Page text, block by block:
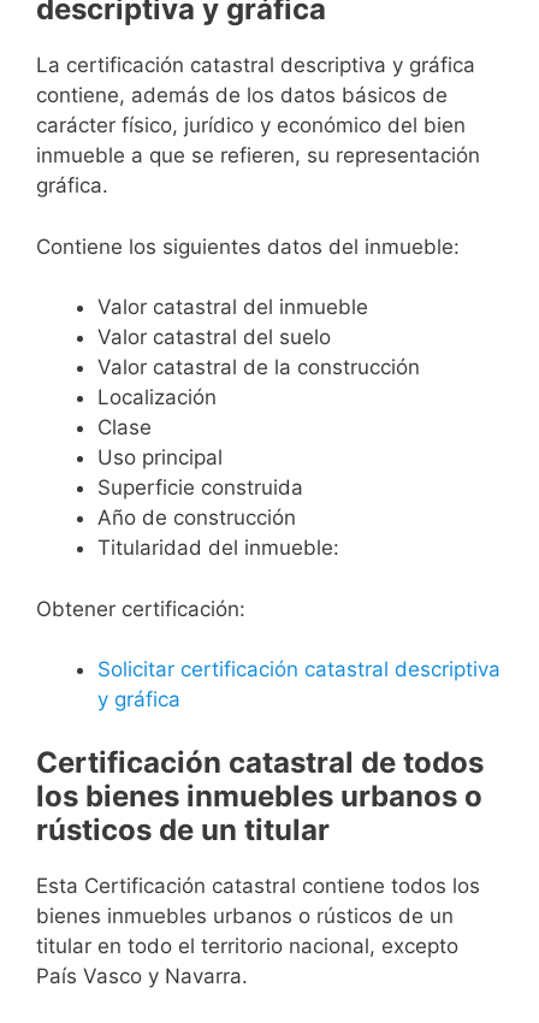
descriptiva y gráfica
La certificación catastral descriptiva y gráfica
contiene, además de los datos básicos de
carácter físico, jurídico y económico del bien
inmueble a que se refieren, su representación
gráfica.
Contiene los siguientes datos del inmueble:
Valor catastral del inmueble
Valor catastral del suelo
Valor catastral de la construcción
Localización
Clase
Uso principal
Superficie construida
Año de construcción
Titularidad del inmueble:
Obtener certificación:
Solicitar certificación catastral descriptiva
y gráfica
Certificación catastral de todos
los bienes inmuebles urbanos o
rústicos de un titular
Esta Certificación catastral contiene todos los
bienes inmuebles urbanos o rústicos de un
titular en todo el territorio nacional, excepto
País Vasco y Navarra.